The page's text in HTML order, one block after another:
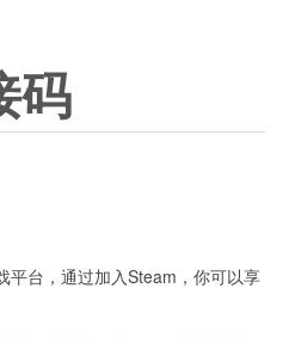
码
台，通过加入Steam，你可以享